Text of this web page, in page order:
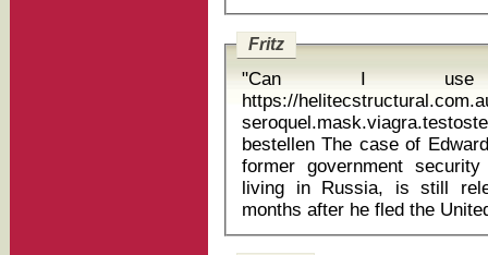
Fritz
"Can I use
https://
bestellen The case of Edward Snowden gets more outrageous. The
former government
living in Russia, is still